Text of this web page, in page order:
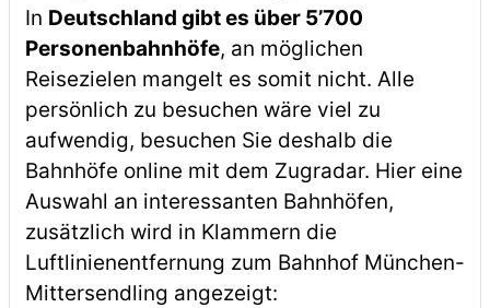
In Deutschland gibt es über 5’700
Personenbahnhöfe, an möglichen
Reisezielen mangelt es somit nicht. Alle
persönlich zu besuchen wäre viel zu
aufwendig, besuchen Sie deshalb die
Bahnhöfe online mit dem Zugradar. Hier eine
Auswahl an interessanten Bahnhöfen,
zusätzlich wird in Klammern die
Luftlinienentfernung zum Bahnhof München-
Mittersendling angezeigt: